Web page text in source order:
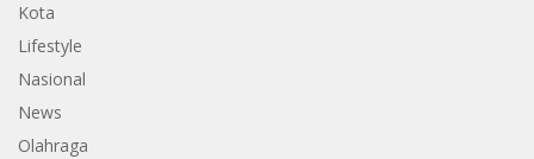
Kota
Lifestyle
Nasional
News
Olahraga